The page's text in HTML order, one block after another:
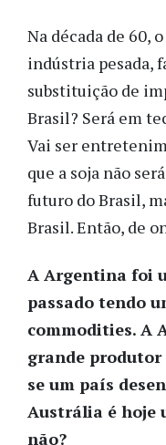
Na década de 60,
indústria pesada,
substituição de
Brasil? Será em
Vai ser
que a soja não
futuro do Brasil,
Brasil. Então, de
A Argentina foi
passado tendo
commodities. A
grande
se um país
Austrália é hoje
não?